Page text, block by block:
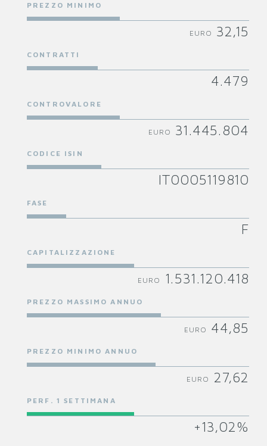
PREZZO MINIMO
EURO 32,15
CONTRATTI
4.479
CONTROVALORE
EURO 31.445.804
CODICE ISIN
IT0005119810
FASE
F
CAPITALIZZAZIONE
EURO 1.531.120.418
PREZZO MASSIMO ANNUO
EURO 44,85
PREZZO MINIMO ANNUO
EURO 27,62
PERF. 1 SETTIMANA
+13,02%